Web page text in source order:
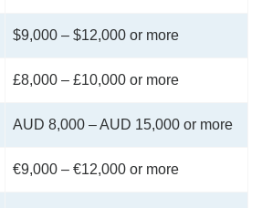
$9,000 – $12,000 or more
£8,000 – £10,000 or more
AUD 8,000 – AUD 15,000 or more
€9,000 – €12,000 or more